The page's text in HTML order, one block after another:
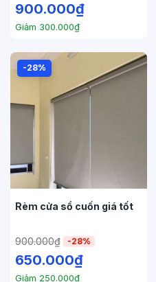
900.000₫
Giảm 300.000₫
-28%
Rèm cửa sổ cuốn giá tốt
900.000₫ -28%
650.000₫
Giảm 250.000₫